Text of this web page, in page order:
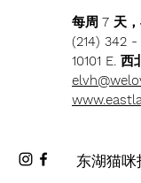
每周 7 天
(214) 342 -
10101 E.
东湖猫